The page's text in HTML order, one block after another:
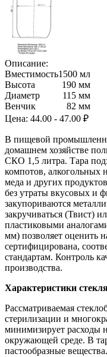
Описание:
Вместимость1500 мл
Высота
190 мм
Диаметр
115 мм
Венчик
82 мм
Цена: 44.00 - 47.00 ₽
В пищевой
домашнем хозяйстве
СКО 1,5 литра. Тара
компотов, алкогольных
меда и других
без утраты вкусовых и
закупориваются
закручиваться (Твист)
пластиковыми
мм) позволяет оценить
сертифицирована,
стандартам. Контроль
производства.
Характеристики
Рассматриваемая
стерилизации и
минимизирует расходы
окружающей среде. В
пастообразные вещества.